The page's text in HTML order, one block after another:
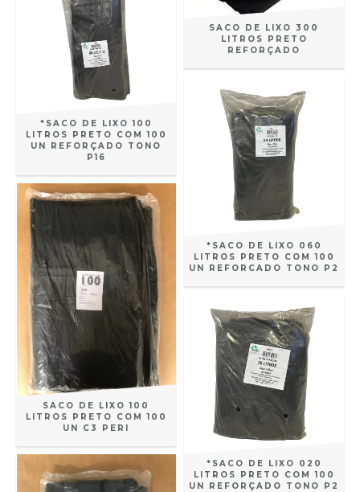
*SACO DE LIXO 100
LITROS PRETO COM 100
UN REFORÇADO TONO
P16
SACO DE LIXO 300
LITROS PRETO
REFORÇADO
SACO DE LIXO 100
LITROS PRETO COM 100
UN C3 PERI
*SACO DE LIXO 060
LITROS PRETO COM 100
UN REFORCADO TONO P2
*SACO DE LIXO 020
LITROS PRETO COM 100
UN REFORÇADO TONO P2